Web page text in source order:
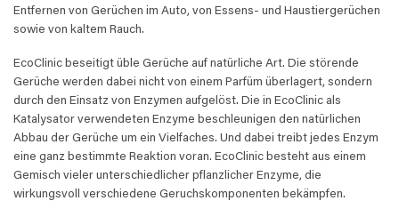
Entfernen von Gerüchen im Auto, von Essens- und Haustiergerüchen
sowie von kaltem Rauch.
EcoClinic beseitigt üble Gerüche auf natürliche Art. Die störende
Gerüche werden dabei nicht von einem Parfüm überlagert, sondern
durch den Einsatz von Enzymen aufgelöst. Die in EcoClinic als
Katalysator verwendeten Enzyme beschleunigen den natürlichen
Abbau der Gerüche um ein Vielfaches. Und dabei treibt jedes Enzym
eine ganz bestimmte Reaktion voran. EcoClinic besteht aus einem
Gemisch vieler unterschiedlicher pflanzlicher Enzyme, die
wirkungsvoll verschiedene Geruchskomponenten bekämpfen.